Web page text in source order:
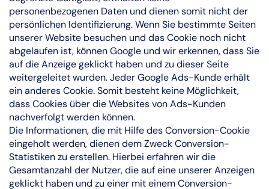
personenbezogenen Daten und dienen somit nicht der
persönlichen Identifizierung. Wenn Sie bestimmte Seiten
unserer Website besuchen und das Cookie noch nicht
abgelaufen ist, können Google und wir erkennen, dass Sie
auf die Anzeige geklickt haben und zu dieser Seite
weitergeleitet wurden. Jeder Google Ads-Kunde erhält
ein anderes Cookie. Somit besteht keine Möglichkeit,
dass Cookies über die Websites von Ads-Kunden
nachverfolgt werden können.
Die Informationen, die mit Hilfe des Conversion-Cookie
eingeholt werden, dienen dem Zweck Conversion-
Statistiken zu erstellen. Hierbei erfahren wir die
Gesamtanzahl der Nutzer, die auf eine unserer Anzeigen
geklickt haben und zu einer mit einem Conversion-